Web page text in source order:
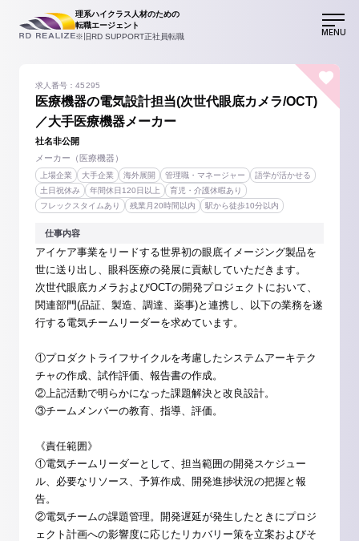
理系ハイクラス人材のための
転職エージェント
※旧RD SUPPORT正社員転職
MENU
医療機器の電気設計担当(次世代眼底カメラ/OCT)
／大手医療機器メーカー
求人番号：45295
社名非公開
メーカー（医療機器）
上場企業 大手企業 海外展開 管理職・マネージャー
語学が活かせる
土日祝休み
年間休日120日以上
育児・介護休暇あり
フレックスタイムあり
残業月20時間以内 駅から徒歩10分以内
仕事内容
アイケア事業をリードする世界初の眼底イメージング製品を
世に送り出し、眼科医療の発展に貢献していただきます。
次世代眼底カメラおよびOCTの開発プロジェクトにおいて、
関連部門(品証、製造、調達、薬事)と連携し、以下の業務を遂
行する電気チームリーダーを求めています。
①プロダクトライフサイクルを考慮したシステムアーキテク
チャの作成、試作評価、報告書の作成。
②上記活動で明らかになった課題解決と改良設計。
③チームメンバーの教育、指導、評価。
《責任範囲》
①電気チームリーダーとして、担当範囲の開発スケジュー
ル、必要なリソース、予算作成、開発進捗状況の把握と報
告。
②電気チームの課題管理。開発遅延が発生したときにプロジ
ェクト計画への影響度に応じたリカバリー策を立案およびそ